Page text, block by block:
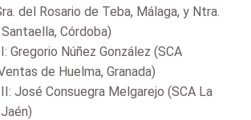
del Rosario de Teba, Málaga, y Ntra.
Córdoba)
Gregorio Núñez González (SCA
de Huelma, Granada)
José Consuegra Melgarejo (SCA La